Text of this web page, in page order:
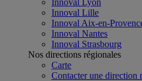
Innoval Lyon
Innoval Lille
Innoval Aix-en-
Innoval Nantes
Innoval Strasbourg
Nos directions régionales
Carte
Contacter une direction